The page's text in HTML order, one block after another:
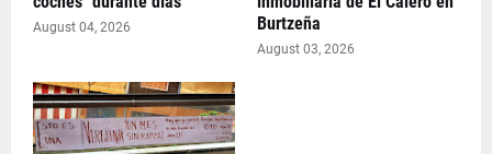
August 04, 2026
Burtzeña
August 03, 2026